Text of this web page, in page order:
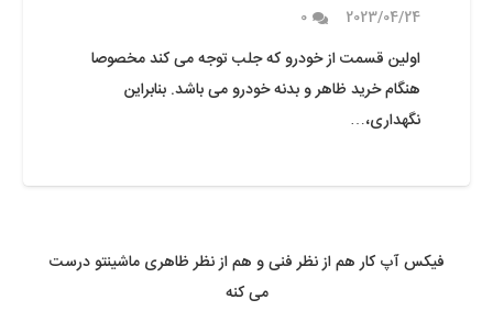
2023/04/24
0
اولین قسمت از خودرو که جلب توجه می کند مخصوصا
هنگام خرید ظاهر و بدنه خودرو می باشد. بنابراین
نگهداری،…
فیکس آپ کار هم از نظر فنی و هم از نظر ظاهری ماشینتو درست
می کنه